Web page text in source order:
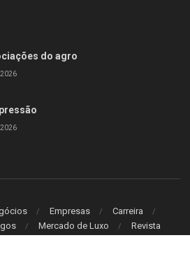
do agro
2026
2026
Empresas
Carreira
Mercado de Luxo Revista